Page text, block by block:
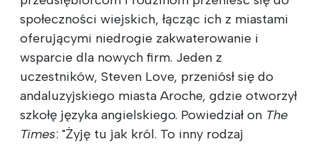
społeczności wiejskich, łącząc ich z miastami
oferującymi niedrogie zakwaterowanie i
wsparcie dla nowych firm. Jeden z
uczestników, Steven Love, przeniósł się do
andaluzyjskiego miasta Aroche, gdzie otworzył
szkołę języka angielskiego. Powiedział on The
Times: "Żyję tu jak król. To inny rodzaj